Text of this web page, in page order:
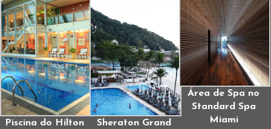
Piscina do Hilton
Sheraton Grand
Área de Spa no
Standard Spa
Miami